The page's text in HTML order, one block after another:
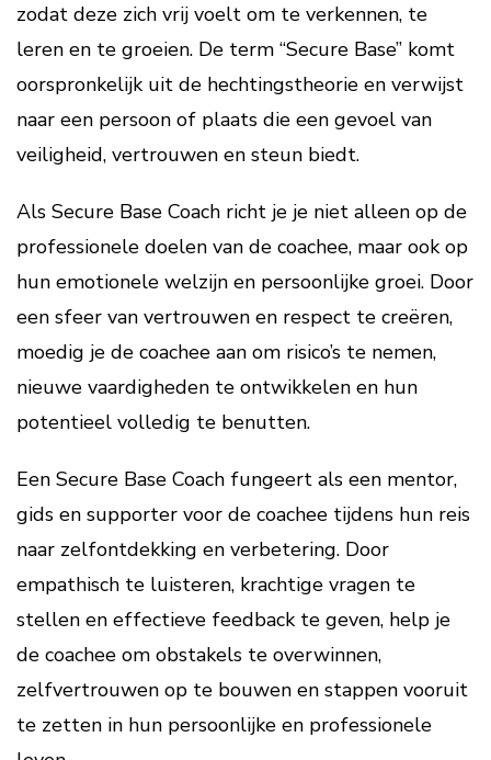
zodat deze zich vrij voelt om te verkennen, te
leren en te groeien. De term “Secure Base” komt
oorspronkelijk uit de hechtingstheorie en verwijst
naar een persoon of plaats die een gevoel van
veiligheid, vertrouwen en steun biedt.
Als Secure Base Coach richt je je niet alleen op de
professionele doelen van de coachee, maar ook op
hun emotionele welzijn en persoonlijke groei. Door
een sfeer van vertrouwen en respect te creëren,
moedig je de coachee aan om risico’s te nemen,
nieuwe vaardigheden te ontwikkelen en hun
potentieel volledig te benutten.
Een Secure Base Coach fungeert als een mentor,
gids en supporter voor de coachee tijdens hun reis
naar zelfontdekking en verbetering. Door
empathisch te luisteren, krachtige vragen te
stellen en effectieve feedback te geven, help je
de coachee om obstakels te overwinnen,
zelfvertrouwen op te bouwen en stappen vooruit
te zetten in hun persoonlijke en professionele